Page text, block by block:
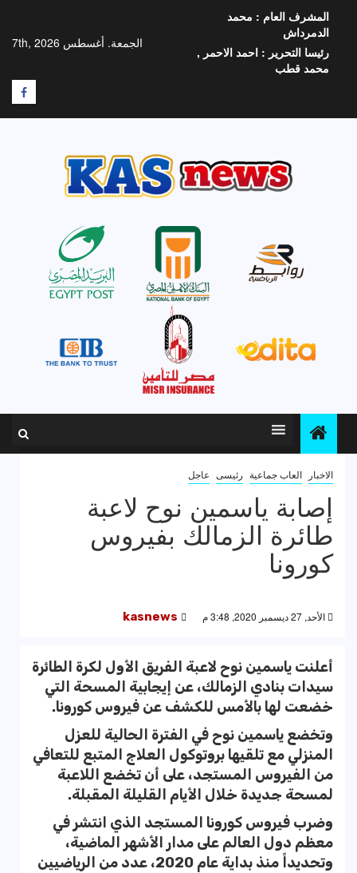
المحتوى
الجمعة. أغسطس 7th, 2026
المشرف العام : محمد
الدمرداش
رئيسا التحرير : احمد الاحمر ,
محمد قطب
F
الاخبار العاب جماعية رئيسى عاجل
إصابة ياسمين نوح لاعبة
طائرة الزمالك بفيروس
كورونا
الأحد, 27 ديسمبر 2020, 3:48 م kasnews
أعلنت ياسمين نوح لاعبة الفريق الأول لكرة الطائرة
سيدات بنادي الزمالك، عن إيجابية المسحة التي
خضعت لها بالأمس للكشف عن فيروس كورونا.
وتخضع ياسمين نوح في الفترة الحالية للعزل
المنزلي مع تلقيها بروتوكول العلاج المتبع للتعافي
من الفيروس المستجد، على أن تخضع اللاعبة
لمسحة جديدة خلال الأيام القليلة المقبلة.
وضرب فيروس كورونا المستجد الذي انتشر في
معظم دول العالم على مدار الأشهر الماضية،
وتحديداً منذ بداية عام 2020، عدد من الرياضيين